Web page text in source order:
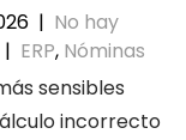
| No hay
| ERP, Nóminas
sensibles
incorrecto